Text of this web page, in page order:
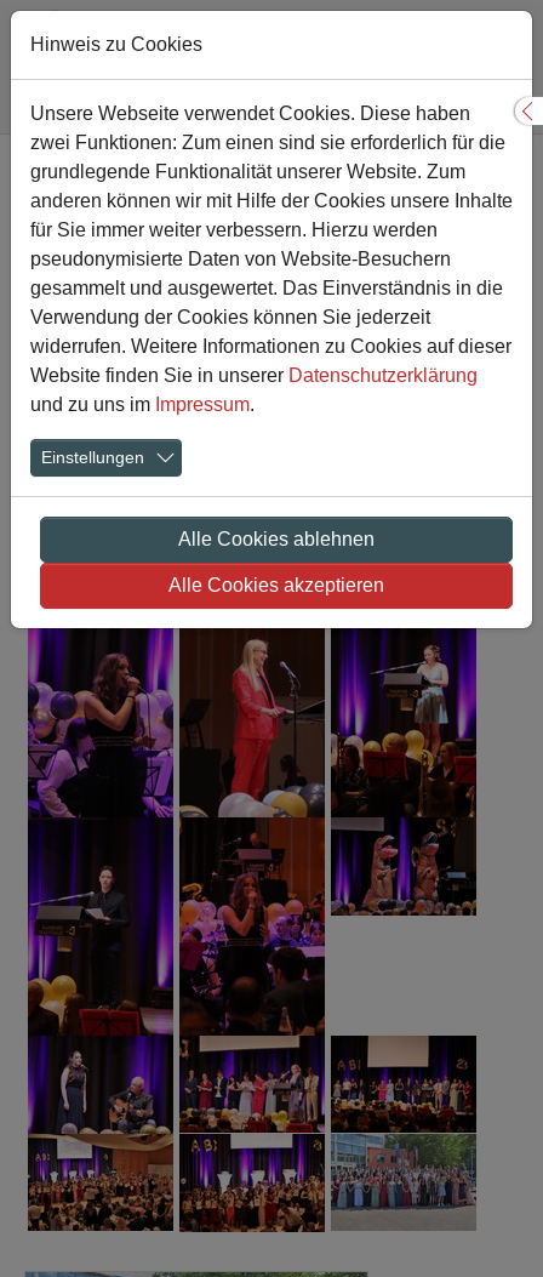
Zum Hauptinhalt springen
Sie sind hier:
Gesamtschule Nachricht
94 Abiturient*innen feierlich
verabschiedet
19.06.2023
Show larger version Show larger version
Show larger versionShow larger versionShow larger version
Show larger versionShow larger versionShow larger version
Show larger versionShow larger versionShow larger version
Show larger versionShow larger versionShow larger version
Hinweis zu Cookies
Unsere Webseite verwendet Cookies. Diese haben
zwei Funktionen: Zum einen sind sie erforderlich für die
grundlegende Funktionalität unserer Website. Zum
anderen können wir mit Hilfe der Cookies unsere Inhalte
für Sie immer weiter verbessern. Hierzu werden
pseudonymisierte Daten von Website-Besuchern
gesammelt und ausgewertet. Das Einverständnis in die
Verwendung der Cookies können Sie jederzeit
widerrufen. Weitere Informationen zu Cookies auf dieser
Website finden Sie in unserer Datenschutzerklärung
und zu uns im Impressum.
Einstellungen
Alle Cookies ablehnen
Alle Cookies akzeptieren